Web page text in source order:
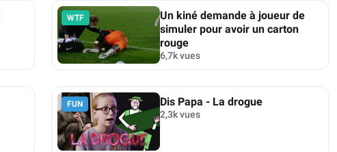
WTF
Un kiné demande à joueur de
simuler pour avoir un carton
rouge
6,7k vues
FUN Dis Papa - La drogue
2,3k vues